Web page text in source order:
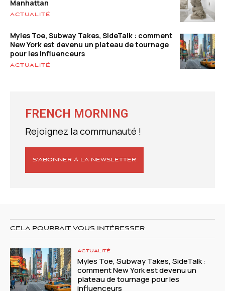
Manhattan
ACTUALITÉ
Myles Toe, Subway Takes, SideTalk : comment
New York est devenu un plateau de tournage
pour les influenceurs
ACTUALITÉ
FRENCH MORNING
Rejoignez la communauté !
S’ABONNER À LA NEWSLETTER
CELA POURRAIT VOUS INTÉRESSER
ACTUALITÉ
Myles Toe, Subway Takes, SideTalk :
comment New York est devenu un
plateau de tournage pour les
influenceurs